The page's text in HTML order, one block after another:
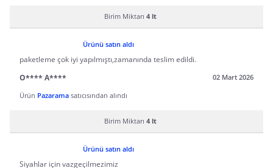
Birim Miktarı 4 lt
Ürünü satın aldı
paketleme çok iyi yapılmıştı,zamanında teslim edildi.
O**** A****
02 Mart 2026
Ürün Pazarama satıcısından alındı
Birim Miktarı 4 lt
Ürünü satın aldı
Siyahlar için vazgeçilmezimiz